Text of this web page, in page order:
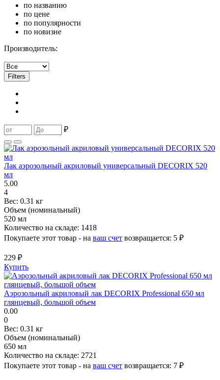
по названию
по цене
по популярности
по новизне
Производитель:
Filters
₽
Лак аэрозольный акриловый универсальный DECORIX 520
мл
5.00
4
Вес: 0.31 кг
Объем (номинальный)
520 мл
Количество на складе: 1418
Покупаете этот товар - на ваш счет возвращается: 5 ₽
229 ₽
Купить
Аэрозольный акриловый лак DECORIX Professional 650 мл
глянцевый, большой объем
0.00
0
Вес: 0.31 кг
Объем (номинальный)
650 мл
Количество на складе: 2721
Покупаете этот товар - на ваш счет возвращается: 7 ₽